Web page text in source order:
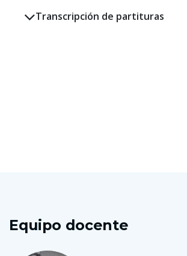
Transcripción de partituras
Equipo docente